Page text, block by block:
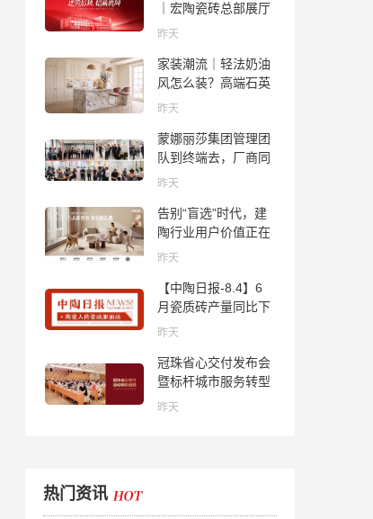
｜宏陶瓷砖总部展厅
焕新升级开工大吉
昨天
家装潮流｜轻法奶油
风怎么装？高端石英
石品牌法萨石，打造
昨天
蒙娜丽莎集团管理团
队到终端去，厂商同
心找到市场的答案
昨天
告别“盲选”时代，建
陶行业用户价值正在
被改写！
昨天
【中陶日报-8.4】6
月瓷质砖产量同比下
降超10％；2家中国
ARCHIDEX 2026石
材展；东鹏已斥资
4852万回购股份；方
昨天
冠珠省心交付发布会
暨标杆城市服务转型
集训会圆满举行
昨天
热门资讯